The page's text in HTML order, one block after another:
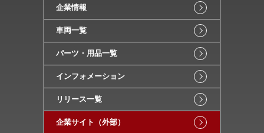
企業情報
車両一覧
パーツ・用品一覧
インフォメーション
リリース一覧
企業サイト（外部）